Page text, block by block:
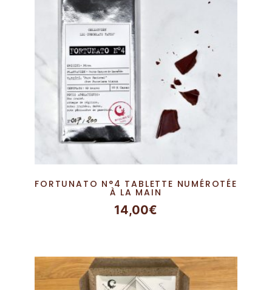
FORTUNATO N°4 TABLETTE NUMÉROTÉE
À LA MAIN
14,00€